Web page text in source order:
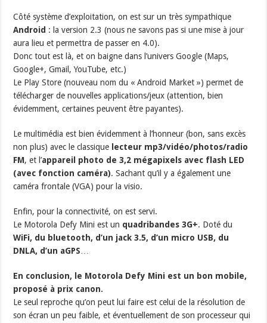
Côté système d’exploitation, on est sur un très sympathique
Android : la version 2.3 (nous ne savons pas si une mise à jour
aura lieu et permettra de passer en 4.0).
Donc tout est là, et on baigne dans l’univers Google (Maps,
Google+, Gmail, YouTube, etc.)
Le Play Store (nouveau nom du « Android Market ») permet de
télécharger de nouvelles applications/jeux (attention, bien
évidemment, certaines peuvent être payantes).
Le multimédia est bien évidemment à l’honneur (bon, sans excès
non plus) avec le classique lecteur mp3/vidéo/photos/radio
FM, et l’appareil photo de 3,2 mégapixels avec flash LED
(avec fonction caméra). Sachant qu’il y a également une
caméra frontale (VGA) pour la visio.
Enfin, pour la connectivité, on est servi.
Le Motorola Defy Mini est un quadribandes 3G+. Doté du
WiFi, du bluetooth, d’un jack 3.5, d’un micro USB, du
DNLA, d’un aGPS…
En conclusion, le Motorola Defy Mini est un bon mobile,
proposé à prix canon.
Le seul reproche qu’on peut lui faire est celui de la résolution de
son écran un peu faible, et éventuellement de son processeur qui